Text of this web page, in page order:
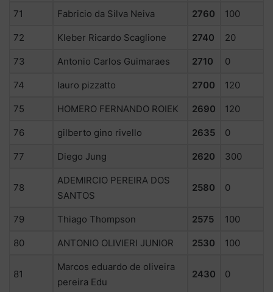
71 Fabricio da Silva Neiva 2760 100
72 Kleber Ricardo Scaglione 2740 20
73 Antonio Carlos Guimaraes 2710 0
74 lauro pizzatto 2700 120
75 HOMERO FERNANDO ROIEK 2690 120
76 gilberto gino rivello 2635 0
77 Diego Jung 2620 300
78
ADEMIRCIO PEREIRA DOS
SANTOS
2580 0
79 Thiago Thompson 2575 100
80 ANTONIO OLIVIERI JUNIOR 2530 100
81
Marcos eduardo de oliveira
pereira Edu
2430 0